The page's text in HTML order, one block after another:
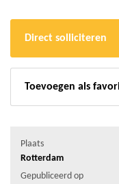
Direct solliciteren
Plaats
Rotterdam
Gepubliceerd op